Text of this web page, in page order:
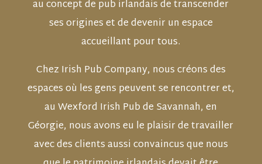
au concept de pub irlandais de transcender
ses origines et de devenir un espace
accueillant pour tous.
Chez Irish Pub Company, nous créons des
espaces où les gens peuvent se rencontrer et,
au Wexford Irish Pub de Savannah, en
Géorgie, nous avons eu le plaisir de travailler
avec des clients aussi convaincus que nous